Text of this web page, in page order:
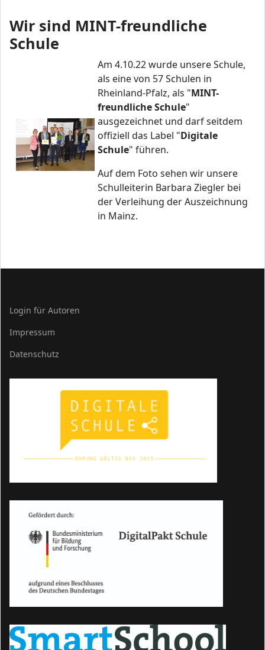
Wir sind MINT-freundliche
Schule
Am 4.10.22 wurde unsere Schule,
als eine von 57 Schulen in
Rheinland-Pfalz, als "MINT-
freundliche Schule"
ausgezeichnet und darf seitdem
offiziell das Label "Digitale
Schule" führen.
Auf dem Foto sehen wir unsere
Schulleiterin Barbara Ziegler bei
der Verleihung der Auszeichnung
in Mainz.
Login für Autoren
Impressum
Datenschutz